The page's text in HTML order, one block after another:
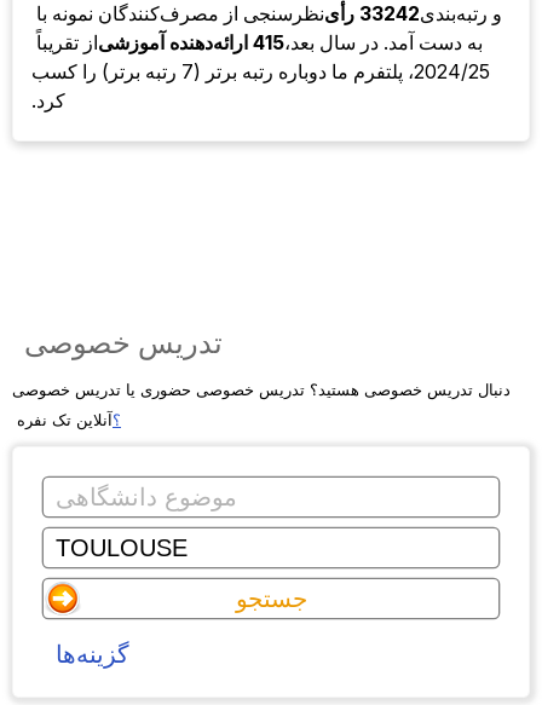
نظرسنجی از مصرف‌کنندگان نمونه با
33242 رأیو رتبه‌بندی
از تقریباً
415 ارائه‌دهنده آموزشیبه دست آمد. در سال بعد،
2024/25، پلتفرم ما دوباره رتبه برتر (7 رتبه برتر) را کسب
کرد.
تدریس خصوصی
دنبال تدریس خصوصی هستید؟ تدریس خصوصی حضوری یا تدریس خصوصی
آنلاین تک نفره؟
گزینه‌ها